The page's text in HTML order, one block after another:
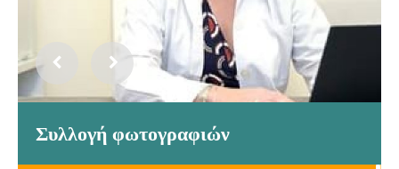
Συλλογή φωτογραφιών